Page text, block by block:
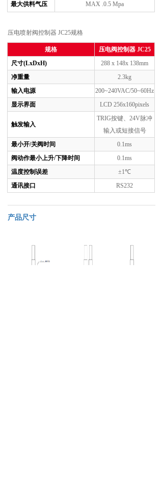
规格
压电阀控制器 JC25
尺寸(LxDxH)
288 x 148x 138mm
净重量
2.3kg
输入电源
200~240VAC/50~60Hz
显示界面
LCD 256x160pixels
触发输入
TRIG按键、24V脉冲
输入或短接信号
最小开/关阀时间
0.1ms
阀动作最小上升/下降时间
0.1ms
温度控制误差
±1℃
通讯接口
RS232
压电喷射阀控制器 JC25规格
产品尺寸
最大供料气压 MAX .0.5 Mpa